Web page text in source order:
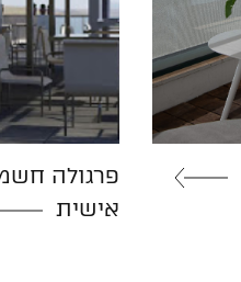
פרגולה
אישית